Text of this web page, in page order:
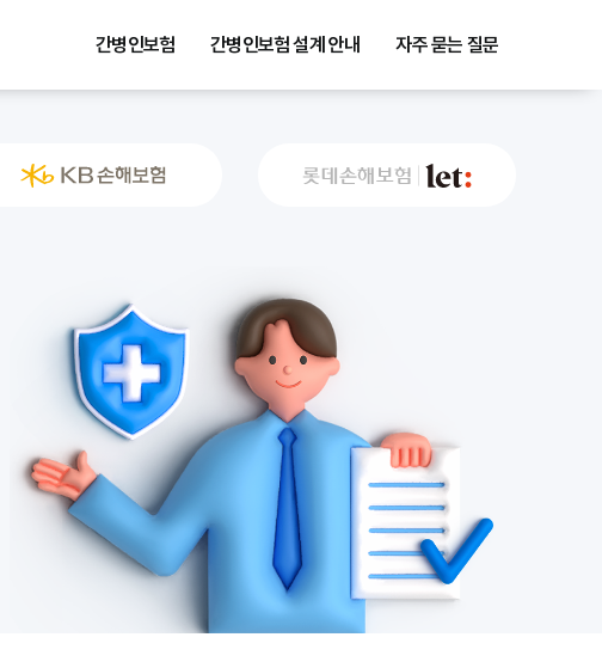
간병인보험 간병인보험 설계 안내 자주 묻는 질문